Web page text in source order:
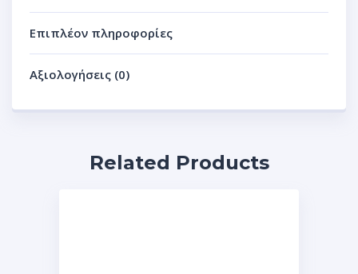
Επιπλέον πληροφορίες
Αξιολογήσεις (0)
Related Products